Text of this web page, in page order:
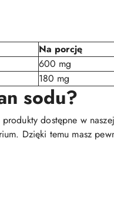
Na porcję
600 mg
180 mg
sodu?
produkty dostępne w
Dzięki temu masz